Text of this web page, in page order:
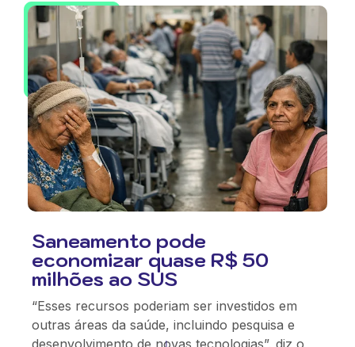
Saneamento pode
economizar quase R$ 50
milhões ao SUS
“Esses recursos poderiam ser investidos em
outras áreas da saúde, incluindo pesquisa e
desenvolvimento de novas tecnologias”, diz o